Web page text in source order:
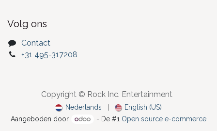
Volg ons
Contact
+31 495-317208
Copyright © Rock Inc. Entertainment
Nederlands
English (US)
Aangeboden door
- De #1 Open source e-commerce